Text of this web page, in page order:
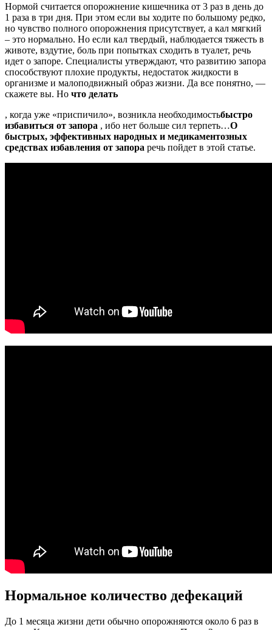
Нормой считается опорожнение кишечника от 3 раз в день до
1 раза в три дня. При этом если вы ходите по большому редко,
но чувство полного опорожнения присутствует, а кал мягкий
– это нормально. Но если кал твердый, наблюдается тяжесть в
животе, вздутие, боль при попытках сходить в туалет, речь
идет о запоре. Специалисты утверждают, что развитию запора
способствуют плохие продукты, недостаток жидкости в
организме и малоподвижный образ жизни. Да все понятно, —
скажете вы. Но что делать
, когда уже «приспичило», возникла необходимостьбыстро
избавиться от запора , ибо нет больше сил терпеть…О
быстрых, эффективных народных и медикаментозных
средствах избавления от запора речь пойдет в этой статье.
Нормальное количество дефекаций
До 1 месяца жизни дети обычно опорожняются около 6 раз в